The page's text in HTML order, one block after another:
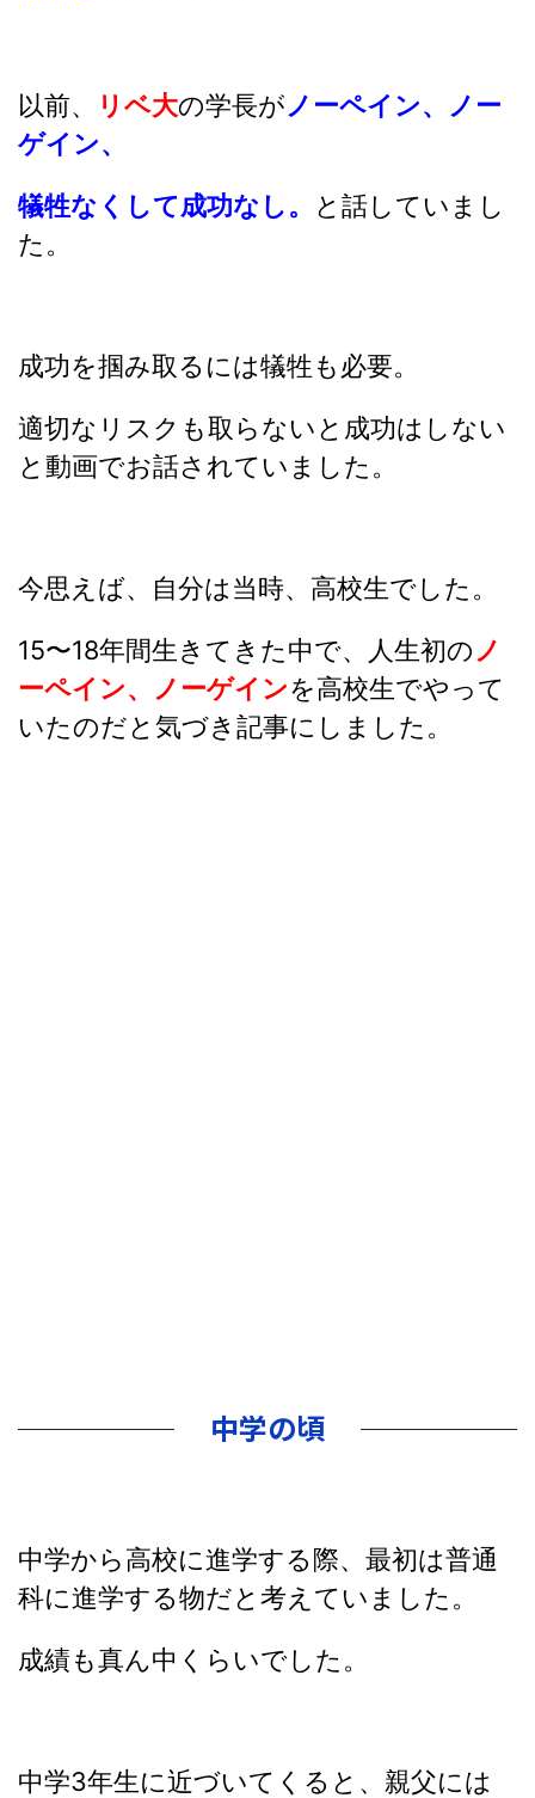
以前、 リベ大の学長がノーペイン、ノー
ゲイン、
犠牲なくして成功なし。
と話していまし
た。
成功を掴み取るには犠牲も必要。
適切なリスクも取らないと成功はしない
と動画でお話されていました。
今思えば、自分は当時、高校生でした。
15〜18年間生きてきた中で、人生初の ノ
ーペイン、ノーゲインを高校生でやって
いたのだと気づき記事にしました。
中学の頃
中学から高校に進学する際、最初は普通
科に進学する物だと考えていました。
成績も真ん中くらいでした。
中学3年生に近づいてくると、親父には